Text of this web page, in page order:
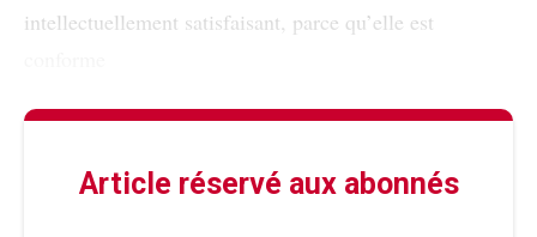
intellectuellement satisfaisant, parce qu’elle est
Article réservé aux abonnés